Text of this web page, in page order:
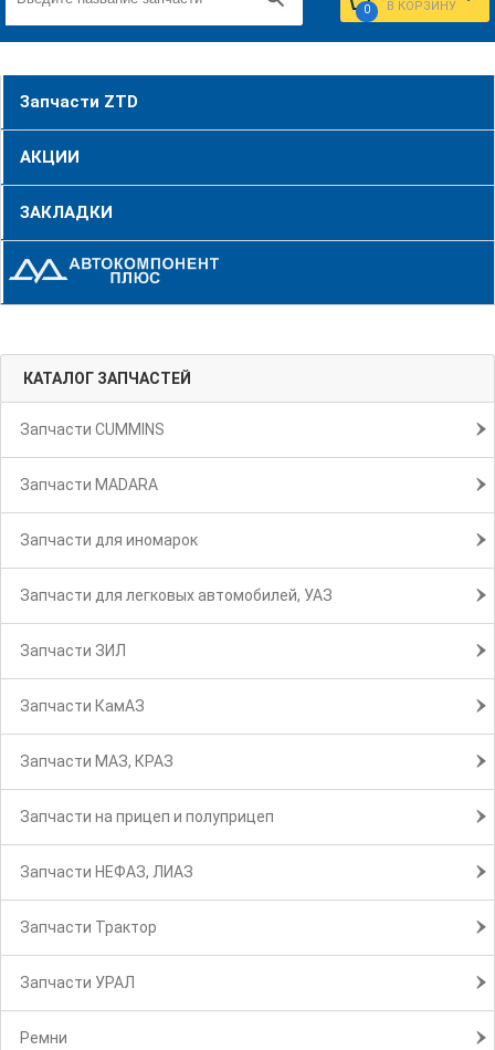
0 В КОРЗИНУ
Запчасти ZTD
АКЦИИ
ЗАКЛАДКИ
КАТАЛОГ ЗАПЧАСТЕЙ
Запчасти CUMMINS
Запчасти MADARA
Запчасти для иномарок
Запчасти для легковых автомобилей, УАЗ
Запчасти ЗИЛ
Запчасти КамАЗ
Запчасти МАЗ, КРАЗ
Запчасти на прицеп и полуприцеп
Запчасти НЕФАЗ, ЛИАЗ
Запчасти Трактор
Запчасти УРАЛ
Ремни